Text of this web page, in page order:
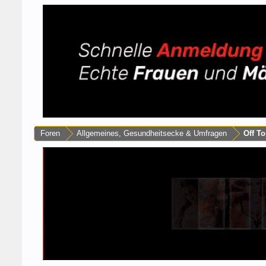
Foren Allgemeines, Gesundheitsecke & Umfragen Off